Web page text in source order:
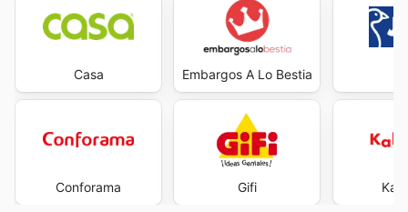
Casa
Conforama
Embargos A Lo Bestia
Gifi